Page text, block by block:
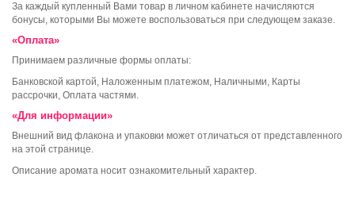
За каждый купленный Вами товар в личном кабинете начисляются
бонусы, которыми Вы можете воспользоваться при следующем заказе.
«Оплата»
Принимаем различные формы оплаты:
Банковской картой, Наложенным платежом, Наличными, Карты
рассрочки, Оплата частями.
«Для информации»
Внешний вид флакона и упаковки может отличаться от представленного
на этой странице.
Описание аромата носит ознакомительный характер.